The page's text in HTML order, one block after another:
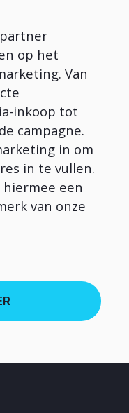
op het
Van
inkoop tot
campagne.
in om
in te vullen.
een
van onze